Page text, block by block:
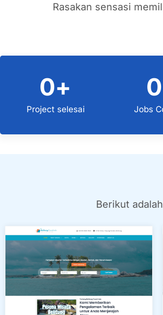
Rasakan sensasi
Project selesai
0+
Jobs
0
Berikut